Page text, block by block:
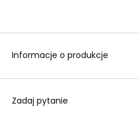
Informacje o produkcje
Zadaj pytanie